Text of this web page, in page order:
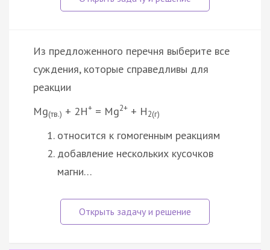
Из предложенного перечня выберите все
суждения, которые справедливы для
реакции
Mg(тв.) + 2H+ = Mg2+ + H2(г)
относится к гомогенным реакциям
добавление нескольких кусочков
магни…